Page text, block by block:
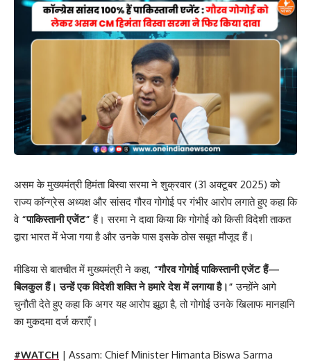
असम के मुख्यमंत्री हिमंता बिस्वा सरमा ने शुक्रवार (31 अक्टूबर 2025) को
राज्य कॉन्ग्रेस अध्यक्ष और सांसद गौरव गोगोई पर गंभीर आरोप लगाते हुए कहा कि
वे “पाकिस्तानी एजेंट” हैं। सरमा ने दावा किया कि गोगोई को किसी विदेशी ताकत
द्वारा भारत में भेजा गया है और उनके पास इसके ठोस सबूत मौजूद हैं।
मीडिया से बातचीत में मुख्यमंत्री ने कहा, “गौरव गोगोई पाकिस्तानी एजेंट हैं—
बिलकुल हैं। उन्हें एक विदेशी शक्ति ने हमारे देश में लगाया है।” उन्होंने आगे
चुनौती देते हुए कहा कि अगर यह आरोप झूठा है, तो गोगोई उनके खिलाफ मानहानि
का मुकदमा दर्ज कराएँ।
#WATCH | Assam: Chief Minister Himanta Biswa Sarma